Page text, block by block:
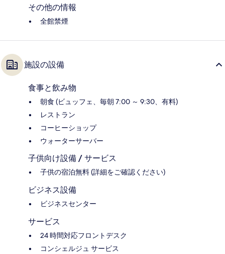
その他の情報
全館禁煙
施設の設備
食事と飲み物
朝食 (ビュッフェ、毎朝 7:00 ～ 9:30、有料)
レストラン
コーヒーショップ
ウォーターサーバー
子供向け設備 / サービス
子供の宿泊無料 (詳細をご確認ください)
ビジネス設備
ビジネスセンター
サービス
24 時間対応フロントデスク
コンシェルジュ サービス